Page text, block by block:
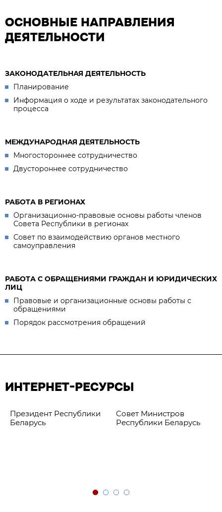
ОСНОВНЫЕ НАПРАВЛЕНИЯ
ДЕЯТЕЛЬНОСТИ
ЗАКОНОДАТЕЛЬНАЯ ДЕЯТЕЛЬНОСТЬ
Планирование
Информация о ходе и результатах законодательного
процесса
МЕЖДУНАРОДНАЯ ДЕЯТЕЛЬНОСТЬ
Многостороннее сотрудничество
Двустороннее сотрудничество
РАБОТА В РЕГИОНАХ
Организационно-правовые основы работы членов
Совета Республики в регионах
Совет по взаимодействию органов местного
самоуправления
РАБОТА С ОБРАЩЕНИЯМИ ГРАЖДАН И ЮРИДИЧЕСКИХ
ЛИЦ
Правовые и организационные основы работы с
обращениями
Порядок рассмотрения обращений
ИНТЕРНЕТ-РЕСУРСЫ
Президент Республики
Беларусь
Совет Министров
Республики Беларусь